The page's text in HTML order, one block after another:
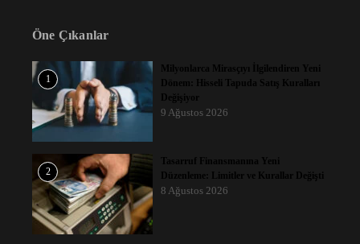
Öne Çıkanlar
1
Milyonlarca Mirasçıyı İlgilendiren Yeni
Dönem: Hisseli Tapuda Satış Kuralları
Değişiyor
9 Ağustos 2026
2
Tasarruf Finansmanına Yeni
Düzenleme: Limitler ve Kurallar Değişti
8 Ağustos 2026